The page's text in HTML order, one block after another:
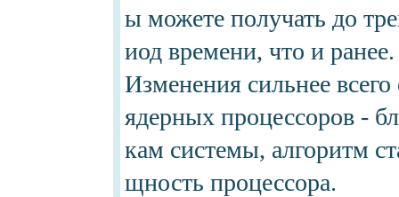
ы можете получать до
иод времени, что и ранее.
Изменения сильнее всего
ядерных процессоров -
кам системы, алгоритм
щность процессора.